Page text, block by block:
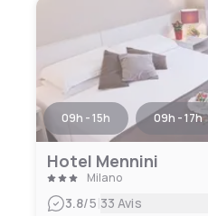
09h - 15h 09h - 17h
Hotel Mennini
Milano
3.8/5|33 Avis